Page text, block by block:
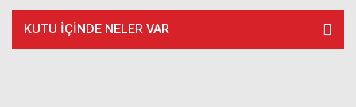
KUTU İÇİNDE NELER VAR